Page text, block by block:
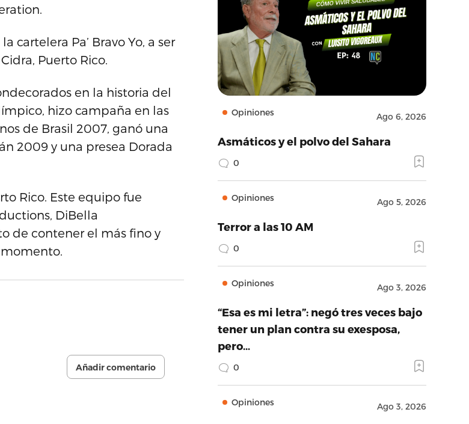
cartelera Pa’ Bravo Yo, a ser
Puerto Rico.
en la historia del
hizo campaña en las
de Brasil 2007, ganó una
2009 y una presea Dorada
Rico. Este equipo fue
DiBella
de contener el más fino y
Añadir comentario
Opiniones Ago 6, 2026
Asmáticos y el polvo del Sahara
0
Opiniones Ago 5, 2026
Terror a las 10 AM
0
Opiniones Ago 3, 2026
“Esa es mi letra”: negó tres veces bajo
tener un plan contra su exesposa,
pero…
0
Opiniones Ago 3, 2026